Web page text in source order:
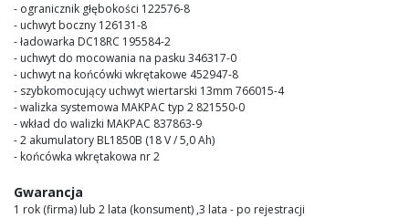
- ogranicznik głębokości 122576-8
- uchwyt boczny 126131-8
- ładowarka DC18RC 195584-2
- uchwyt do mocowania na pasku 346317-0
- uchwyt na końcówki wkrętakowe 452947-8
- szybkomocujący uchwyt wiertarski 13mm 766015-4
- walizka systemowa MAKPAC typ 2 821550-0
- wkład do walizki MAKPAC 837863-9
- 2 akumulatory BL1850B (18 V / 5,0 Ah)
- końcówka wkrętakowa nr 2
Gwarancja
1 rok (firma) lub 2 lata (konsument) ,3 lata - po rejestracji